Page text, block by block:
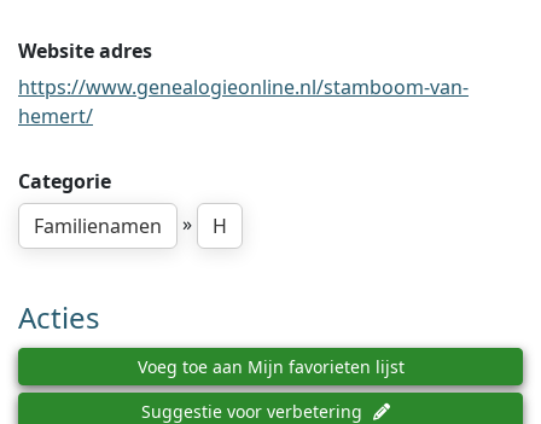
Website adres
https://www.genealogieonline.nl/stamboom-van-
hemert/
Categorie
Familienamen
» H
Acties
Voeg toe aan Mijn favorieten lijst
Suggestie voor verbetering